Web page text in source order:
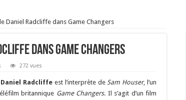
Daniel Radcliffe dans Game Changers
dans Game Changers
272 vues
Daniel Radcliffe est l’interprète deSam Houser, l’un
britannique Game Changers. Il s’agit d’un film